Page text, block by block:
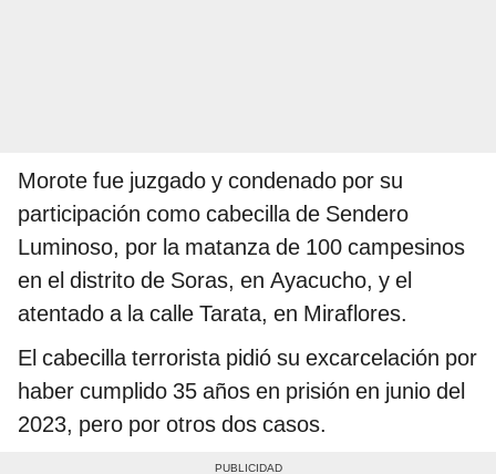
Morote fue juzgado y condenado por su
participación como cabecilla de Sendero
Luminoso, por la matanza de 100 campesinos
en el distrito de Soras, en Ayacucho, y el
atentado a la calle Tarata, en Miraflores.
El cabecilla terrorista pidió su excarcelación por
haber cumplido 35 años en prisión en junio del
2023, pero por otros dos casos.